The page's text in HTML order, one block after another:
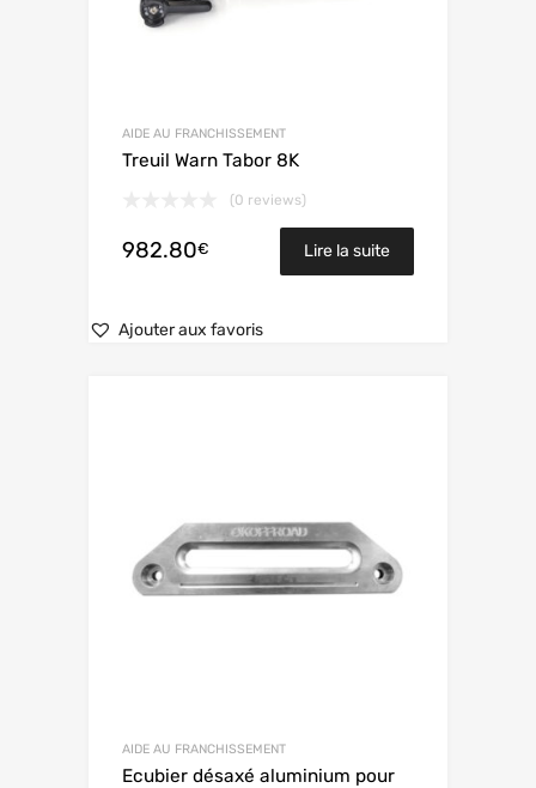
AIDE AU FRANCHISSEMENT
Treuil Warn Tabor 8K
(0 reviews)
982.80€ Lire la suite
Ajouter aux favoris
AIDE AU FRANCHISSEMENT
Ecubier désaxé aluminium pour